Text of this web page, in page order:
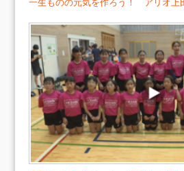
一生ものの元気を作ろう！ アリオ上